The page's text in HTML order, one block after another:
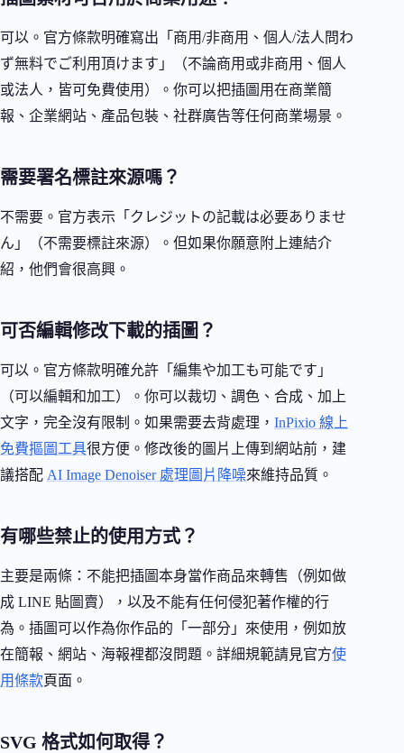
可以。官方條款明確寫出「商用/非商用、個人/法人問わ
ず無料でご利用頂けます」（不論商用或非商用、個人
或法人，皆可免費使用）。你可以把插圖用在商業簡
報、企業網站、產品包裝、社群廣告等任何商業場景。
需要署名標註來源嗎？
不需要。官方表示「クレジットの記載は必要ありませ
ん」（不需要標註來源）。但如果你願意附上連結介
紹，他們會很高興。
可否編輯修改下載的插圖？
可以。官方條款明確允許「編集や加工も可能です」
（可以編輯和加工）。你可以裁切、調色、合成、加上
文字，完全沒有限制。如果需要去背處理， InPixio 線上
免費摳圖工具很方便。修改後的圖片上傳到網站前，建
議搭配 AI Image Denoiser 處理圖片降噪來維持品質。
有哪些禁止的使用方式？
主要是兩條：不能把插圖本身當作商品來轉售（例如做
成 LINE 貼圖賣），以及不能有任何侵犯著作權的行
為。插圖可以作為你作品的「一部分」來使用，例如放
在簡報、網站、海報裡都沒問題。詳細規範請見官方使
用條款頁面。
SVG 格式如何取得？